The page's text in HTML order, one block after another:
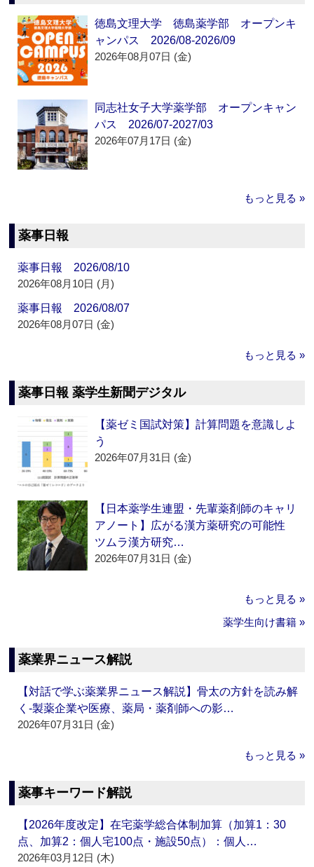
徳島文理大学 徳島薬学部 オープンキ
ャンパス 2026/08-2026/09
2026年08月07日 (金)
同志社女子大学薬学部 オープンキャン
パス 2026/07-2027/03
2026年07月17日 (金)
もっと見る »
薬事日報
薬事日報 2026/08/10
2026年08月10日 (月)
薬事日報 2026/08/07
2026年08月07日 (金)
もっと見る »
薬事日報 薬学生新聞デジタル
【薬ゼミ国試対策】計算問題を意識しよ
う
2026年07月31日 (金)
【日本薬学生連盟・先輩薬剤師のキャリ
アノート】広がる漢方薬研究の可能性
ツムラ漢方研究…
2026年07月31日 (金)
もっと見る »
薬学生向け書籍 »
薬業界ニュース解説
【対話で学ぶ薬業界ニュース解説】骨太の方針を読み解
く‐製薬企業や医療、薬局・薬剤師への影…
2026年07月31日 (金)
もっと見る »
薬事キーワード解説
【2026年度改定】在宅薬学総合体制加算（加算1：30
点、加算2：個人宅100点・施設50点）：個人…
2026年03月12日 (木)